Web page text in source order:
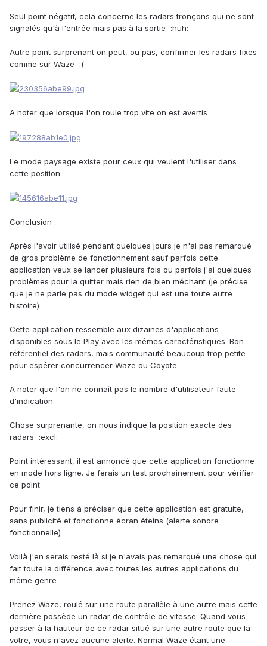
Seul point négatif, cela concerne les radars tronçons qui ne sont
signalés qu'à l'entrée mais pas à la sortie :huh:
Autre point surprenant on peut, ou pas, confirmer les radars fixes
comme sur Waze :(
A noter que lorsque l'on roule trop vite on est avertis
Le mode paysage existe pour ceux qui veulent l'utiliser dans
cette position
Conclusion :
Après l'avoir utilisé pendant quelques jours je n'ai pas remarqué
de gros problème de fonctionnement sauf parfois cette
application veux se lancer plusieurs fois ou parfois j'ai quelques
problèmes pour la quitter mais rien de bien méchant (je précise
que je ne parle pas du mode widget qui est une toute autre
histoire)
Cette application ressemble aux dizaines d'applications
disponibles sous le Play avec les mêmes caractéristiques. Bon
référentiel des radars, mais communauté beaucoup trop petite
pour espérer concurrencer Waze ou Coyote
A noter que l'on ne connaît pas le nombre d'utilisateur faute
d'indication
Chose surprenante, on nous indique la position exacte des
radars :excl:
Point intéressant, il est annoncé que cette application fonctionne
en mode hors ligne. Je ferais un test prochainement pour vérifier
ce point
Pour finir, je tiens à préciser que cette application est gratuite,
sans publicité et fonctionne écran éteins (alerte sonore
fonctionnelle)
Voilà j'en serais resté là si je n'avais pas remarqué une chose qui
fait toute la différence avec toutes les autres applications du
même genre
Prenez Waze, roulé sur une route parallèle à une autre mais cette
dernière possède un radar de contrôle de vitesse. Quand vous
passer à la hauteur de ce radar situé sur une autre route que la
votre, vous n'avez aucune alerte. Normal Waze étant une